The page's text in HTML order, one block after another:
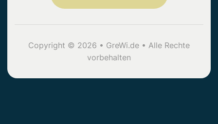
Copyright © 2026 • GreWi.de • Alle Rechte
vorbehalten